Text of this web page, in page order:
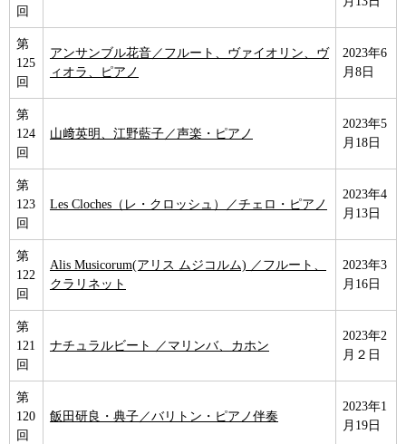
回
第
125
回
アンサンブル花音／フルート、ヴァイオリン、ヴ
ィオラ、ピアノ
2023年6
月8日
第
124
回
山﨑英明、江野藍子／声楽・ピアノ
2023年5
月18日
第
123
回
Les Cloches（レ・クロッシュ）／チェロ・ピアノ
2023年4
月13日
第
122
回
Alis Musicorum(アリス ムジコルム) ／フルート、
クラリネット
2023年3
月16日
第
121
回
ナチュラルビート ／マリンバ、カホン
2023年2
月２日
第
120
回
飯田研良・典子／バリトン・ピアノ伴奏
2023年1
月19日